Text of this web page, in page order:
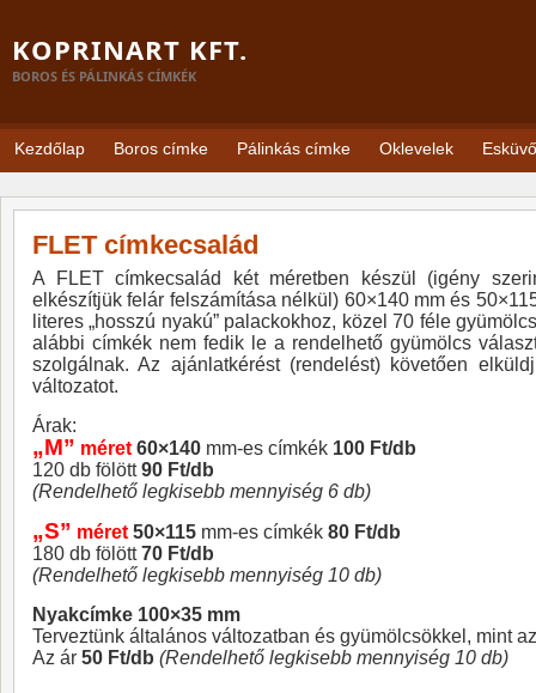
KOPRINART KFT.
BOROS ÉS PÁLINKÁS CÍMKÉK
Kezdőlap Boros címke Pálinkás címke Oklevelek Esküvő
FLET címkecsalád
A FLET címkecsalád két méretben készül (igény
elkészítjük felár felszámítása nélkül) 60×140 mm és
literes „hosszú nyakú” palackokhoz, közel 70 féle
alábbi címkék nem fedik le a rendelhető gyümölcs
szolgálnak. Az ajánlatkérést (rendelést) követően
változatot.
Árak:
„M” méret 60×140 mm-es címkék 100 Ft/db
120 db fölött90 Ft/db
(Rendelhető legkisebb mennyiség 6 db)
„S” méret 50×115 mm-es címkék 80 Ft/db
180 db fölött70 Ft/db
(Rendelhető legkisebb mennyiség 10 db)
Nyakcímke 100×35 mm
Terveztünk általános változatban és gyümölcsökkel, mint
Az ár 50 Ft/db (Rendelhető legkisebb mennyiség 10 db)